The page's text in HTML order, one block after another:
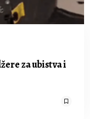
za ubistva i